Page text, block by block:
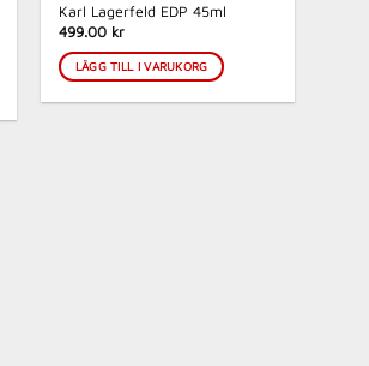
Karl Lagerfeld EDP 45ml
499.00 kr
LÄGG TILL I VARUKORG